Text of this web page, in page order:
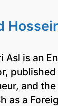
Asl is an
and
as a